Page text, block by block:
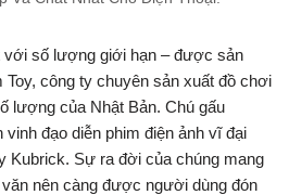
số lượng giới hạn – được sản
công ty chuyên sản xuất đồ chơi
lượng của Nhật Bản. Chú gấu
đạo diễn phim điện ảnh vĩ đại
Kubrick. Sự ra đời của chúng mang
nên càng được người dùng đón